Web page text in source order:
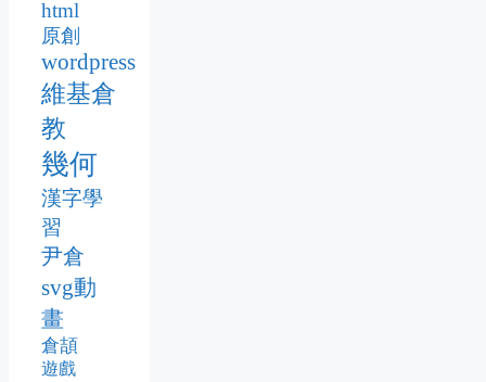
html
原創
wordpress
維基倉
教
幾何
漢字學
習
尹倉
svg動
畫
倉頡
遊戲